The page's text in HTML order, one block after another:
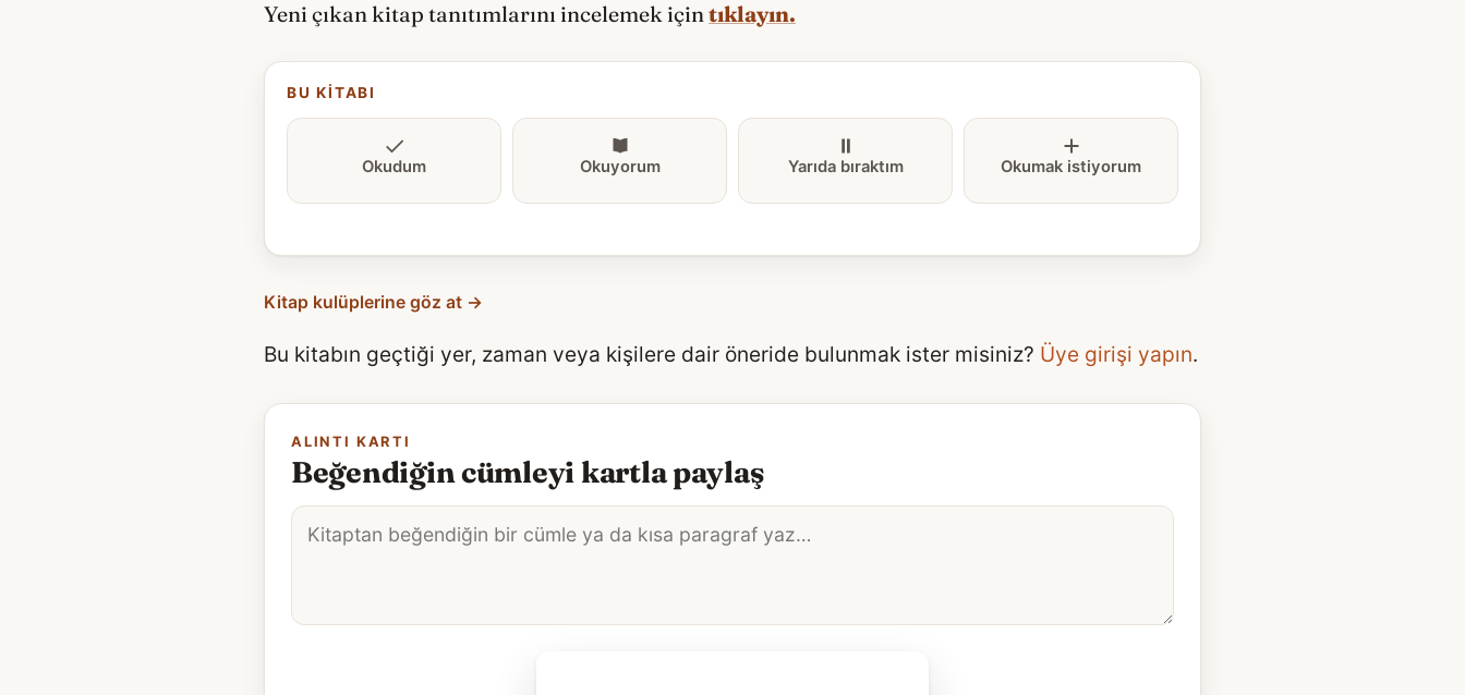
Yeni çıkan kitap tanıtımlarını incelemek içintıklayın.
BU KITABI
Okudum Okuyorum Yarıda bıraktım Okumak istiyorum
Kitap kulüplerine göz at →
Bu kitabın geçtiği yer, zaman veya kişilere dair öneride bulunmak ister misiniz? Üye girişi yapın.
ALINTI KARTI
Beğendiğin cümleyi kartla paylaş
Alıntı
metni